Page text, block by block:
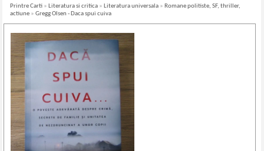
Printre Carti » Literatura si critica » Literatura universala » Romane politiste, SF, thriller,
actiune »Gregg Olsen - Daca spui cuiva